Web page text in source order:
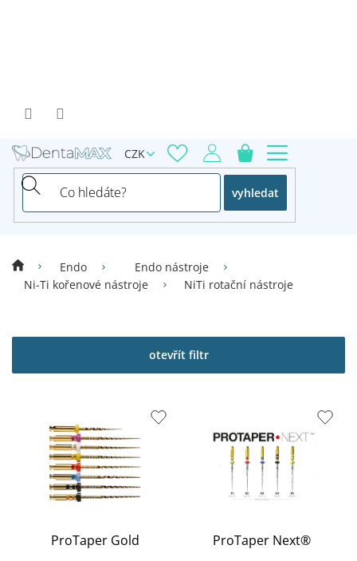
vyhledat
CZK
Endo
Endo nástroje
Ni-Ti kořenové nástroje
NiTi rotační nástroje
otevřít filtr
ý
i
ProTaper Gold ProTaper Next®